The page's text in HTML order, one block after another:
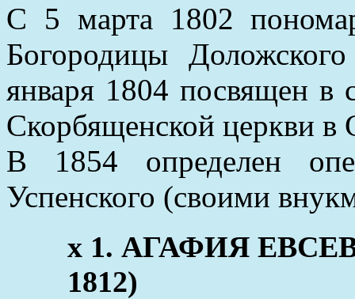
С 5 марта 1802
Богородицы
января 1804 посвящен в
Скорбященской церкви в
В 1854 определен
Успенского (своими
х 1. АГАФИЯ
1812)